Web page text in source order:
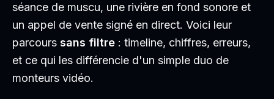
séance de muscu, une rivière en fond sonore et
un appel de vente signé en direct. Voici leur
parcours sans filtre : timeline, chiffres, erreurs,
et ce qui les différencie d'un simple duo de
monteurs vidéo.